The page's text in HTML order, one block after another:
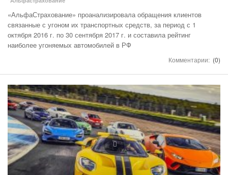
«АльфаСтрахование» проанализировала обращения клиентов
связанные с угоном их транспортных средств, за период с 1
октября 2016 г. по 30 сентября 2017 г. и составила рейтинг
наиболее угоняемых автомобилей в РФ
Комментарии: (0)